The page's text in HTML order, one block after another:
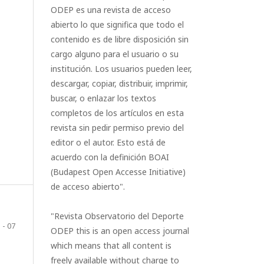
- 07
ODEP es una revista de acceso
abierto lo que significa que todo el
contenido es de libre disposición sin
cargo alguno para el usuario o su
institución. Los usuarios pueden leer,
descargar, copiar, distribuir, imprimir,
buscar, o enlazar los textos
completos de los artículos en esta
revista sin pedir permiso previo del
editor o el autor. Esto está de
acuerdo con la definición BOAI
(Budapest Open Accesse Initiative)
de acceso abierto".
"Revista Observatorio del Deporte
ODEP this is an open access journal
which means that all content is
freely available without charge to